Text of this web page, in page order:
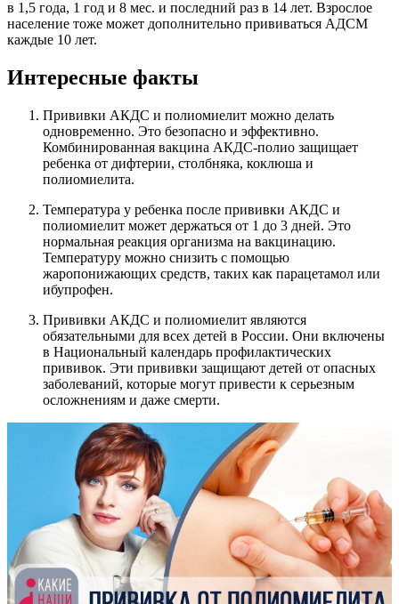
в 1,5 года, 1 год и 8 мес. и последний раз в 14 лет. Взрослое
население тоже может дополнительно прививаться АДСМ
каждые 10 лет.
Интересные факты
Прививки АКДС и полиомиелит можно делать
одновременно. Это безопасно и эффективно.
Комбинированная вакцина АКДС-полио защищает
ребенка от дифтерии, столбняка, коклюша и
полиомиелита.
Температура у ребенка после прививки АКДС и
полиомиелит может держаться от 1 до 3 дней. Это
нормальная реакция организма на вакцинацию.
Температуру можно снизить с помощью
жаропонижающих средств, таких как парацетамол или
ибупрофен.
Прививки АКДС и полиомиелит являются
обязательными для всех детей в России. Они включены
в Национальный календарь профилактических
прививок. Эти прививки защищают детей от опасных
заболеваний, которые могут привести к серьезным
осложнениям и даже смерти.